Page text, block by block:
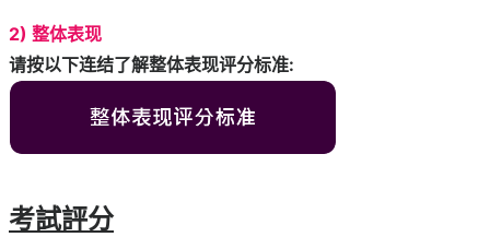
2) 整体表现
请按以下连结了解整体表现评分标准:
考試評分